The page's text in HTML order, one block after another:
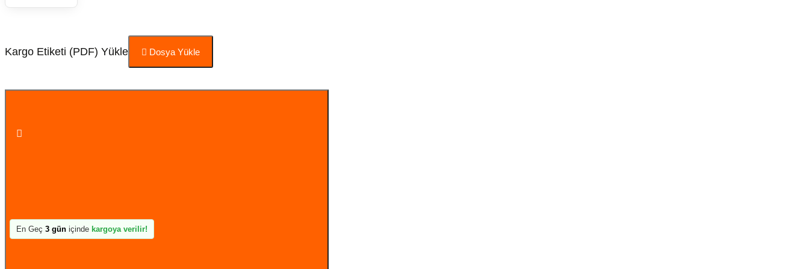
Kargo Etiketi (PDF) Yükle Dosya Yükle
En Geç 3 gün içinde kargoya verilir!